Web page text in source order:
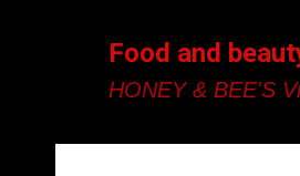
Food and
HONEY & BEE'S